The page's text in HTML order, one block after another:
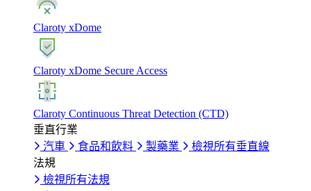
Claroty xDome
Claroty xDome Secure Access
Claroty Continuous Threat Detection (CTD)
垂直行業
汽車
食品和飲料 製藥業
檢視所有垂直線
法規
檢視所有法規